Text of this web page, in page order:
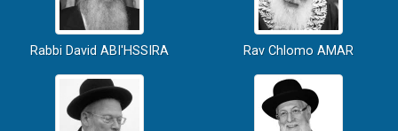
Rabbi David ABI'HSSIRA Rav Chlomo AMAR